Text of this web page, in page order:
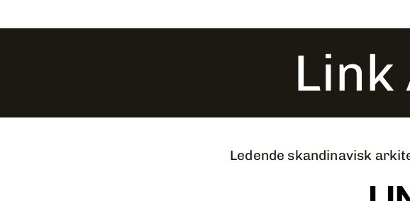
Ledende skandinavisk